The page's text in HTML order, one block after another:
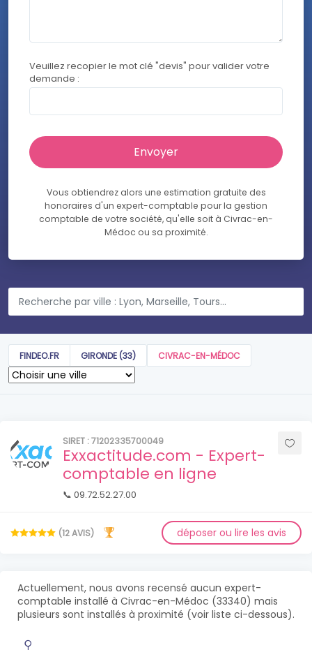
Veuillez recopier le mot clé "devis" pour valider votre
demande :
Vous obtiendrez alors une estimation gratuite des
honoraires d'un expert-comptable pour la gestion
comptable de votre société, qu'elle soit à Civrac-en-
Médoc ou sa proximité.
FINDEO.FR GIRONDE (33) CIVRAC-EN-MÉDOC
SIRET : 71202335700049
Exxactitude.com - Expert-
comptable en ligne
📞 09.72.52.27.00
(12 AVIS) déposer ou lire les avis
Actuellement, nous avons recensé aucun expert-
comptable installé à Civrac-en-Médoc (33340) mais
plusieurs sont installés à proximité (voir liste ci-dessous).